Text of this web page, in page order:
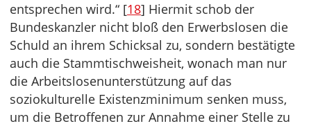
entsprechen wird.“ [18] Hiermit schob der
Bundeskanzler nicht bloß den Erwerbslosen die
Schuld an ihrem Schicksal zu, sondern bestätigte
auch die Stammtischweisheit, wonach man nur
die Arbeitslosenunterstützung auf das
soziokulturelle Existenzminimum senken muss,
um die Betroffenen zur Annahme einer Stelle zu